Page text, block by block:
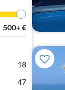
500+€
18
47